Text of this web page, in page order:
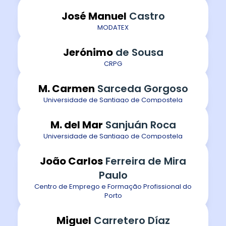
José Manuel Castro
MODATEX
Jerónimode Sousa
CRPG
M. Carmen Sarceda Gorgoso
Universidade de Santiago de Compostela
M. del Mar Sanjuán Roca
Universidade de Santiago de Compostela
João Carlos Ferreira de Mira
Paulo
Centro de Emprego e Formação Profissional do
Porto
Miguel Carretero Díaz